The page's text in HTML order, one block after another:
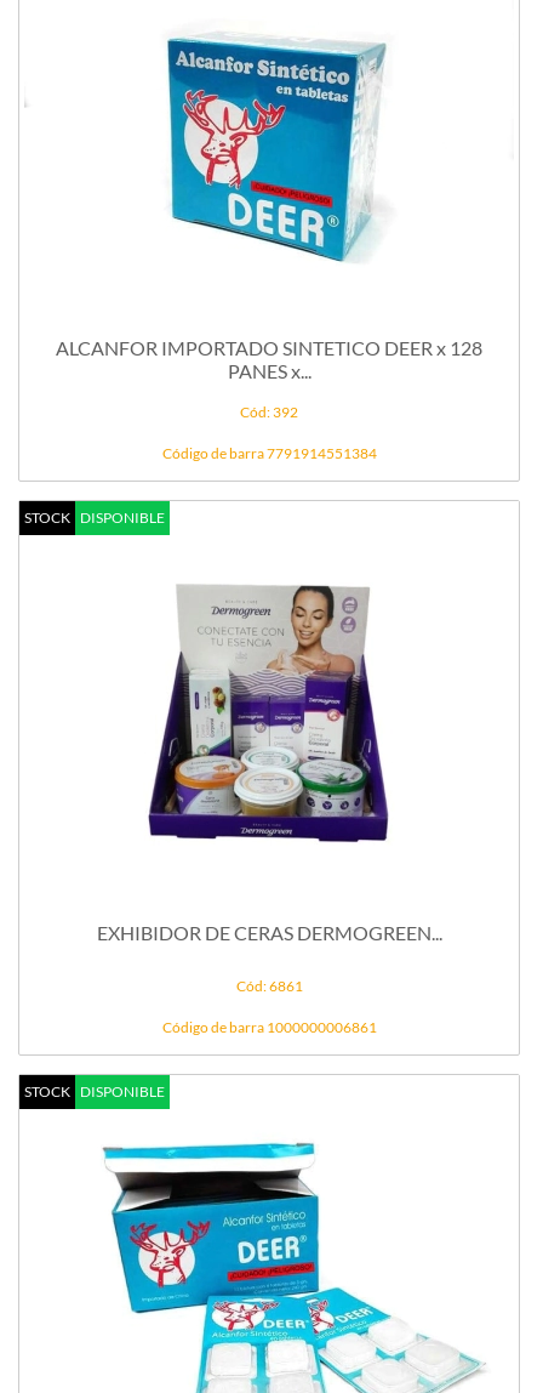
ALCANFOR IMPORTADO SINTETICO DEER x 128
PANES x...
Cód: 392
Código de barra 7791914551384
STOCK DISPONIBLE
EXHIBIDOR DE CERAS DERMOGREEN...
Cód: 6861
Código de barra 1000000006861
STOCK DISPONIBLE